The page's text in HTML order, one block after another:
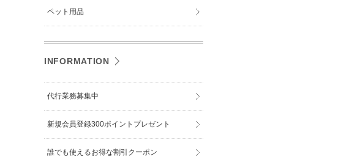
ペット用品
INFORMATION
代行業務募集中
新規会員登録300ポイントプレゼント
誰でも使えるお得な割引クーポン